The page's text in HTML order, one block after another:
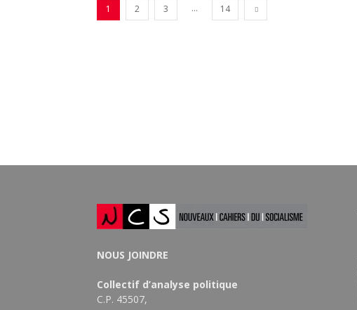
1 2 3 ... 14
NOUS JOINDRE
Collectif d’analyse politique
C.P. 45507,